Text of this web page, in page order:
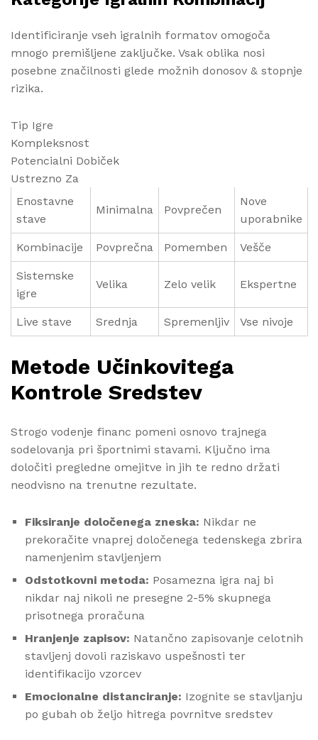
Identificiranje vseh igralnih formatov omogoča
mnogo premišljene zaključke. Vsak oblika nosi
posebne značilnosti glede možnih donosov & stopnje
rizika.
Tip Igre
Kompleksnost
Potencialni Dobiček
Ustrezno Za
Enostavne
stave
Minimalna Povprečen
Nove
uporabnike
Kombinacije Povprečna Pomemben Vešče
Sistemske
igre
Velika Zelo velik Ekspertne
Live stave Srednja Spremenljiv Vse nivoje
Metode Učinkovitega
Kontrole Sredstev
Strogo vodenje financ pomeni osnovo trajnega
sodelovanja pri športnimi stavami. Ključno ima
določiti pregledne omejitve in jih te redno držati
neodvisno na trenutne rezultate.
Fiksiranje določenega zneska: Nikdar ne
prekoračite vnaprej določenega tedenskega zbrira
namenjenim stavljenjem
Odstotkovni metoda: Posamezna igra naj bi
nikdar naj nikoli ne presegne 2-5% skupnega
prisotnega proračuna
Hranjenje zapisov: Natančno zapisovanje celotnih
stavljenj dovoli raziskavo uspešnosti ter
identifikacijo vzorcev
Emocionalne distanciranje: Izognite se stavljanju
po gubah ob željo hitrega povrnitve sredstev